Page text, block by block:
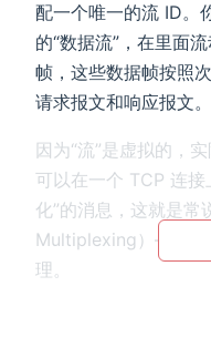
配一个唯一的流 ID。
的“数据流”，在里面
帧，这些数据帧按照
请求报文和响应报文。
因为“流”是虚拟的，
可以在一个 TCP 连接
化”的消息，这就是常
Multiplexing）——多
理。